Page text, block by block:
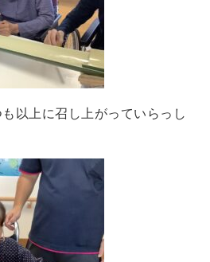
以上に召し上がっていらっし